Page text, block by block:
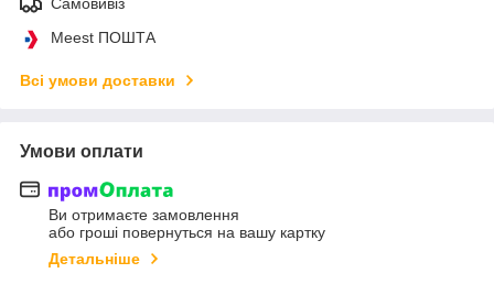
Meest ПОШТА
Всі умови доставки
Умови оплати
Ви отримаєте замовлення
або гроші повернуться на вашу картку
Детальніше